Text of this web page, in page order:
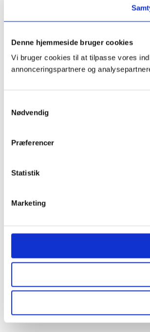
Denne hjemmeside bruger cookies
Vi bruger cookies til at tilpasse vores
annonceringspartnere og
Nødvendig
Præferencer
Statistik
Marketing